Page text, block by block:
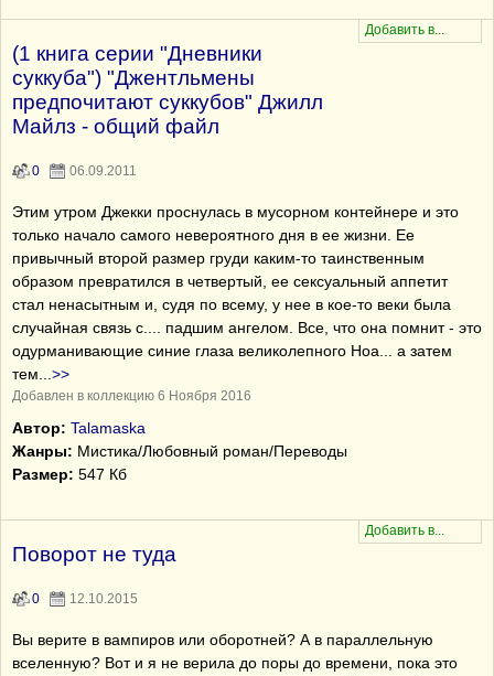
(1 книга серии "Дневники
суккуба") "Джентльмены
предпочитают суккубов" Джилл
Майлз - общий файл
0 06.09.2011
Этим утром Джекки проснулась в мусорном контейнере и это
только начало самого невероятного дня в ее жизни. Ее
привычный второй размер груди каким-то таинственным
образом превратился в четвертый, ее сексуальный аппетит
стал ненасытным и, судя по всему, у нее в кое-то веки была
случайная связь с.... падшим ангелом. Все, что она помнит - это
одурманивающие синие глаза великолепного Ноа... а затем
тем
>>
Добавлен в коллекцию 6 Ноября 2016
Автор: Talamaska
Жанры: Мистика/Любовный роман/Переводы
Размер: 547 Кб
Поворот не туда
0 12.10.2015
Вы верите в вампиров или оборотней? А в параллельную
вселенную? Вот и я не верила до поры до времени, пока это